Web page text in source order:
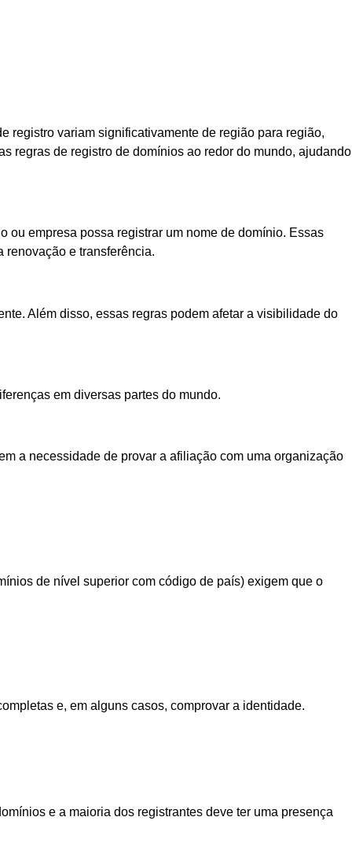
registro variam significativamente de região para região,
regras de registro de domínios ao redor do mundo, ajudando
ou empresa possa registrar um nome de domínio. Essas
renovação e transferência.
Além disso, essas regras podem afetar a visibilidade do
em diversas partes do mundo.
a necessidade de provar a afiliação com uma organização
de nível superior com código de país) exigem que o
e, em alguns casos, comprovar a identidade.
e a maioria dos registrantes deve ter uma presença